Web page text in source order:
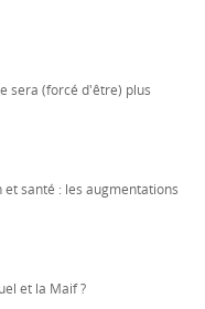
sera (forcé d'être) plus
santé : les augmentations
et la Maif ?